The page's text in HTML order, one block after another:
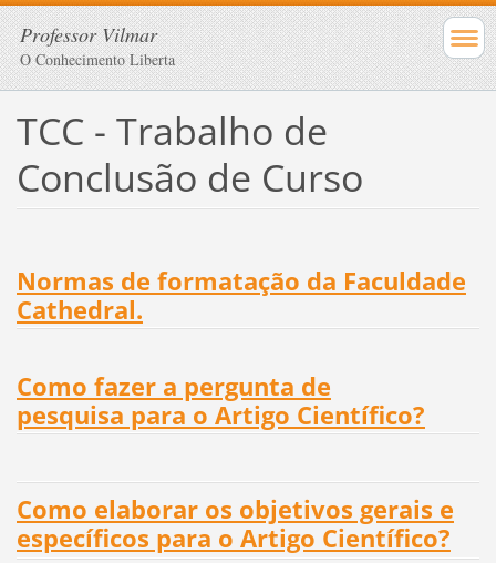
Professor Vilmar
O Conhecimento Liberta
TCC - Trabalho de
Conclusão de Curso
Normas de formatação da Faculdade
Cathedral.
Como fazer a pergunta de
pesquisa para o Artigo Científico?
Como elaborar os objetivos gerais e
específicos para o Artigo Científico?